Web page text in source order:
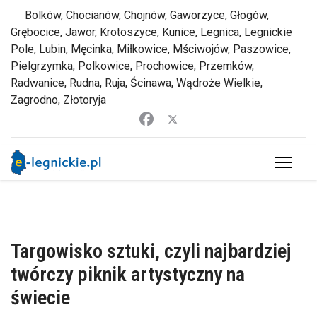
Bolków, Chocianów, Chojnów, Gaworzyce, Głogów,
Grębocice, Jawor, Krotoszyce, Kunice, Legnica, Legnickie
Pole, Lubin, Męcinka, Miłkowice, Mściwojów, Paszowice,
Pielgrzymka, Polkowice, Prochowice, Przemków,
Radwanice, Rudna, Ruja, Ścinawa, Wądroże Wielkie,
Zagrodno, Złotoryja
Targowisko sztuki, czyli najbardziej
twórczy piknik artystyczny na
świecie